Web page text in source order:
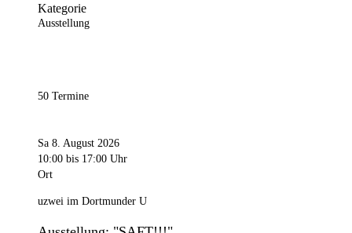
Kategorie
Ausstellung
50 Termine
Sa 8. August 2026
10:00 bis 17:00 Uhr
Ort
uzwei im Dortmunder U